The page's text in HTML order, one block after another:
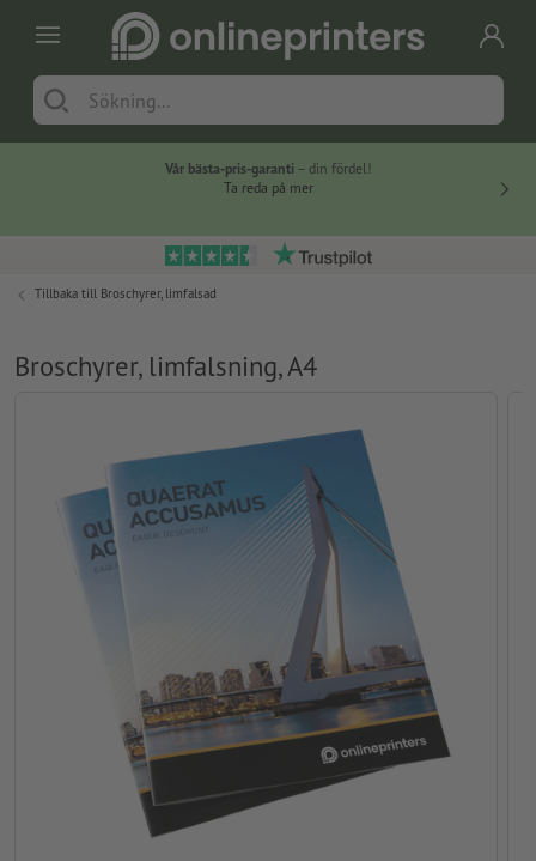
Vår bästa-pris-garanti – din fördel!
Ta reda på mer
Tillbaka till Broschyrer, limfalsad
Broschyrer, limfalsning, A4